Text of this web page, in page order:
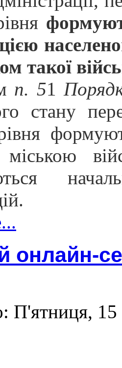
такої
п. 51
стану
онлайн-
П'ятниця,